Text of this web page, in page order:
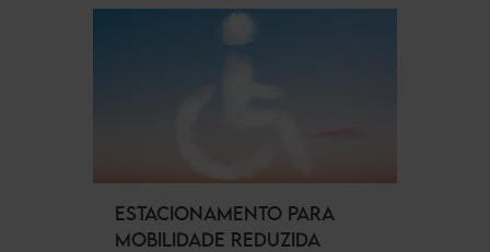
ESTACIONAMENTO PARA
MOBILIDADE REDUZIDA